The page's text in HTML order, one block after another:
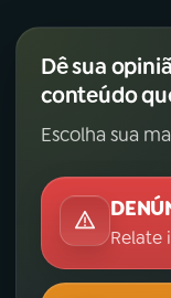
Dê sua
conteúdo
Escolha sua
Relate